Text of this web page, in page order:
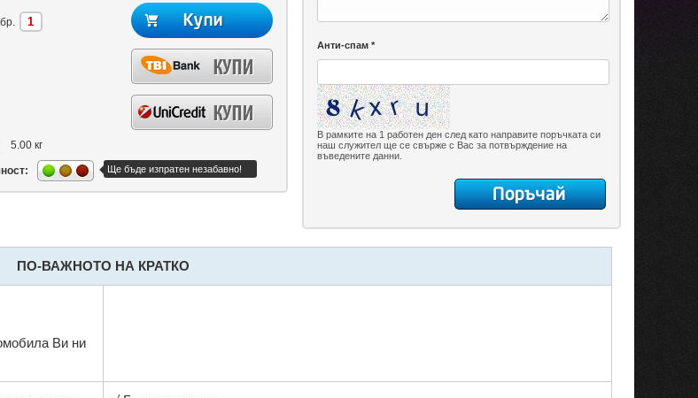
бр.
5.00 кг
Ще бъде изпратен незабавно!
Анти-спам *
В рамките на 1 работен ден след като направите поръчката си
наш служител ще се свърже с Вас за потвърждение на
въведените данни.
ПО-ВАЖНОТО НА КРАТКО
Ви ни